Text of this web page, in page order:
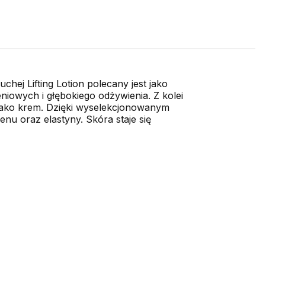
Lifting Lotion polecany jest jako
i głębokiego odżywienia. Z kolei
krem. Dzięki wyselekcjonowanym
oraz elastyny. Skóra staje się